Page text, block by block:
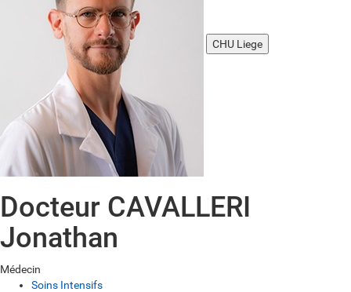
CHU Liege
Docteur CAVALLERI
Jonathan
Médecin
Soins Intensifs